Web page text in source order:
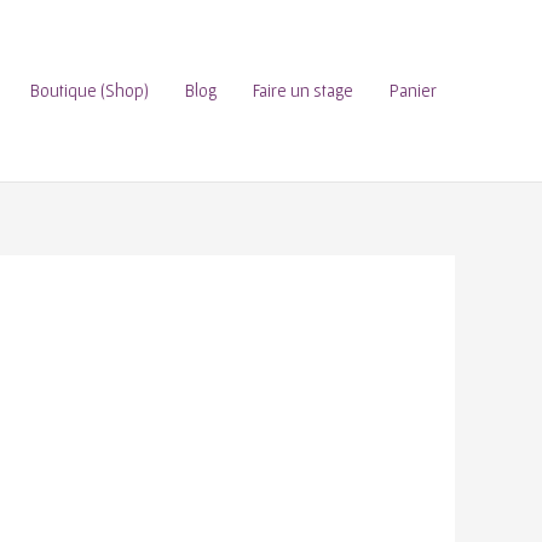
Boutique (Shop) Blog Faire un stage Panier